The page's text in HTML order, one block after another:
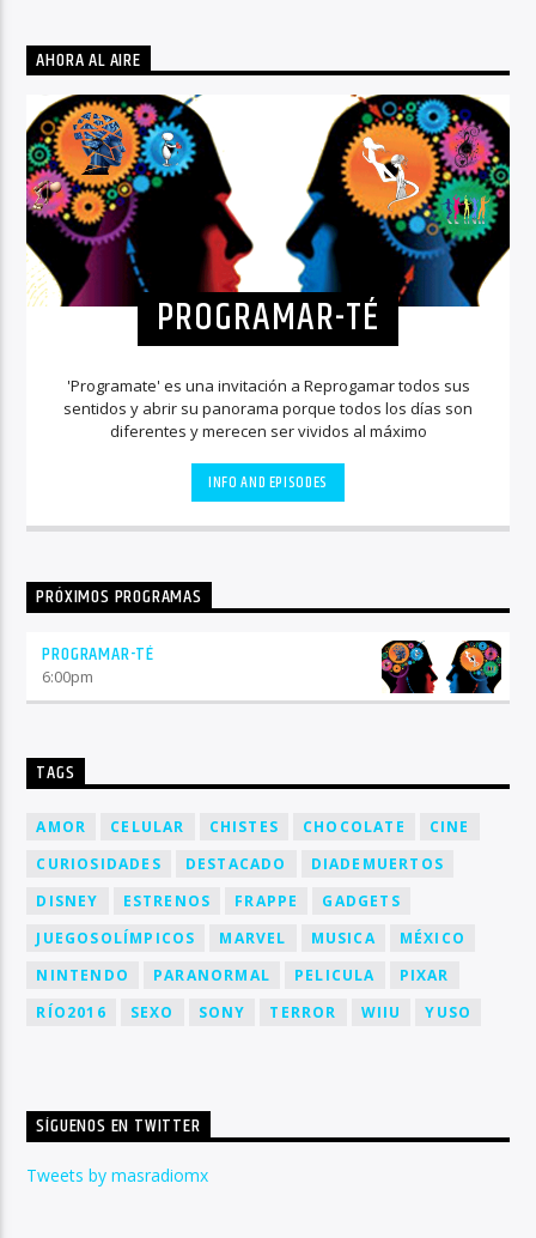
AHORA AL AIRE
PROGRAMAR-TÉ
'Programate' es una invitación a Reprogamar todos sus
sentidos y abrir su panorama porque todos los días son
diferentes y merecen ser vividos al máximo
INFO AND EPISODES
PRÓXIMOS PROGRAMAS
PROGRAMAR-TÉ
6:00pm
TAGS
AMOR CELULAR CHISTES CHOCOLATE
CINE
CURIOSIDADES
DESTACADO
DIADEMUERTOS
DISNEY
ESTRENOS FRAPPE
GADGETS
JUEGOSOLÍMPICOS
MARVEL MUSICA
MÉXICO
NINTENDO
PARANORMAL PELICULA
PIXAR
RÍO2016
SEXO SONY TERROR WIIU YUSO
SÍGUENOS EN TWITTER
Tweets by masradiomx